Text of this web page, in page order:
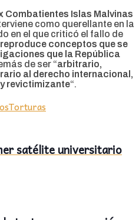
Combatientes Islas Malvinas
como querellante en la
en el que criticó el fallo de
reproduce conceptos que se
que la República
de ser “arbitrario,
al derecho internacional,
revictimizante“.
Torturas
satélite universitario